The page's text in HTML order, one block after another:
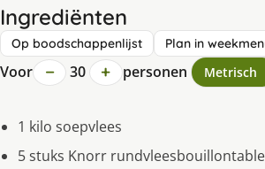
Ingrediënten
Op boodschappenlijst Plan in
Voor − 30 + personen Metrisch
1 kilo soepvlees
5 stuks Knorr